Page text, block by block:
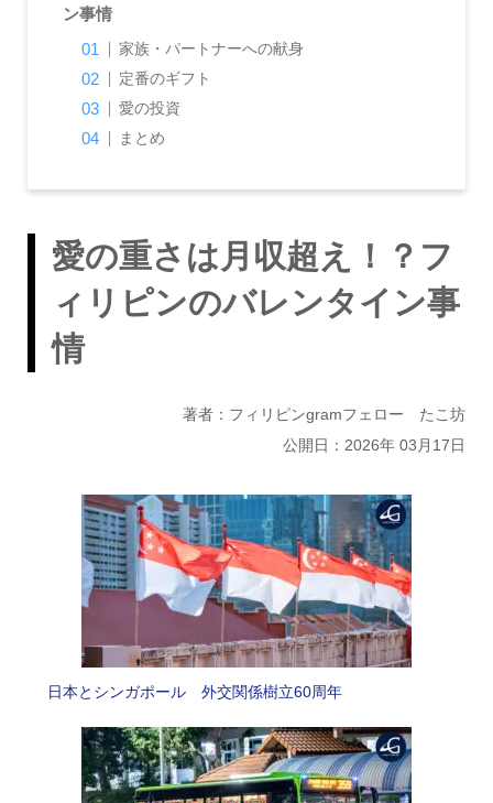
ン事情
家族・パートナーへの献身
定番のギフト
愛の投資
まとめ
愛の重さは月収超え！？フ
ィリピンのバレンタイン事
情
著者：フィリピンgramフェロー たこ坊
公開日：2026年 03月17日
日本とシンガポール 外交関係樹立60周年